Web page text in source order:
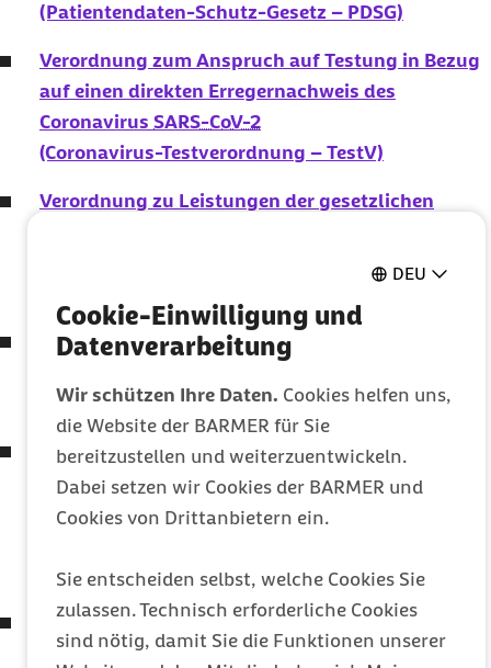
DEU
Cookie-Einwilligung und
Datenverarbeitung
Wir schützen Ihre Daten. Cookies helfen uns,
die Website der BARMER für Sie
bereitzustellen und weiterzuentwickeln.
Dabei setzen wir Cookies der BARMER und
Cookies von Drittanbietern ein.
Sie entscheiden selbst, welche Cookies Sie
zulassen. Technisch erforderliche Cookies
sind nötig, damit Sie die Funktionen unserer
(Patientendaten-Schutz-Gesetz – PDSG)
Verordnung zum Anspruch auf Testung in Bezug
auf einen direkten Erregernachweis des
Coronavirus SARS-CoV-2
(Coronavirus-Testverordnung – TestV)
Verordnung zu Leistungen der gesetzlichen
Nachweis des Vorliegens einer Infektion mit dem
Siebtes Gesetz zur Änderung des Vierten Buches
(7. SGB IV-ÄndG)
Gesetz zur Anpassung des
Medizinprodukterechts an die Verordnung (
2017/745 und die Verordnung (EU
MPEUAnpG)
Zweites Gesetz zum Schutz der Bevölkerung bei
einer epidemischen Lage von nationaler